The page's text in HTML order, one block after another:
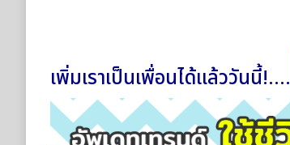
เพิ่มเราเป็นเพื่อนได้แล้ววันนี้!....